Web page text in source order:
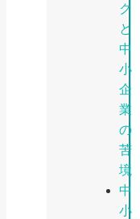
ク
と
中
小
企
業
の
苦
境
中
小